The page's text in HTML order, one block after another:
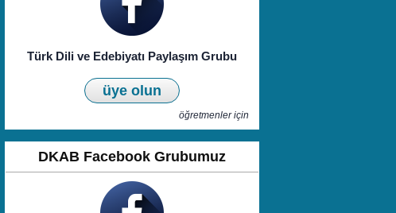
Türk Dili ve Edebiyatı Paylaşım Grubu
üye olun
öğretmenler için
DKAB Facebook Grubumuz